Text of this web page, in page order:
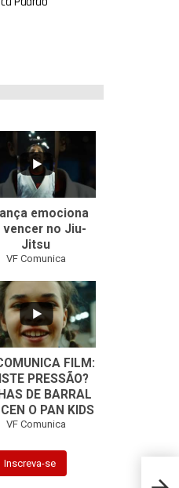
0
emociona
vencer no Jiu-
Jitsu
VF Comunica
...
32 1
FILM:
PRESSÃO?
DE BARRAL
O PAN KIDS
VF Comunica
Inscreva-se